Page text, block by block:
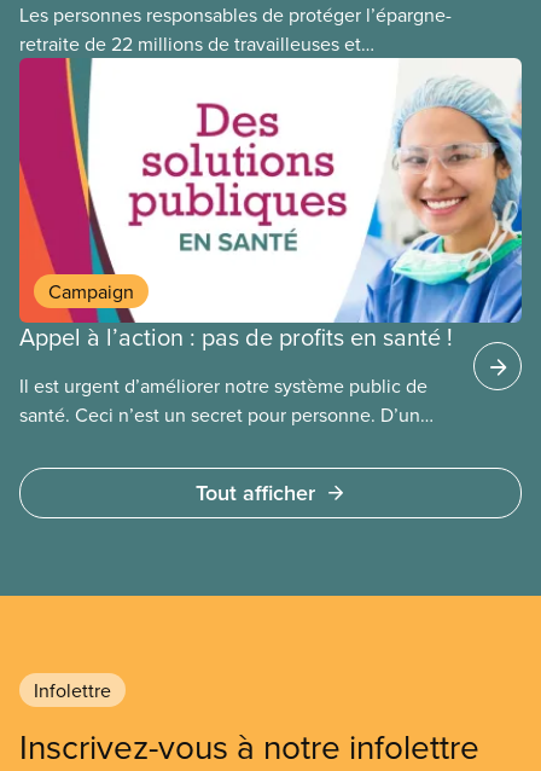
Les personnes responsables de protéger l’épargne-
retraite de 22 millions de travailleuses et
travailleurs canadien(ne)s ont perdu plus de 500
millions de dollars en investissant dans Orpea, la
plus grande société européenne de soins de
longue durée à but lucratif, qui a fait l’objet d’un
scandale, comme le révèle un rapport
publié aujourd’hui.
Campaign
Appel à l’action : pas de profits en santé !
Il est urgent d’améliorer notre système public de
santé. Ceci n’est un secret pour personne. D’un
de salles d’urgence, de longues attente pour des
interventions chirurgicales et une pénurie
Tout afficher
Infolettre
Inscrivez-vous à notre infolettre